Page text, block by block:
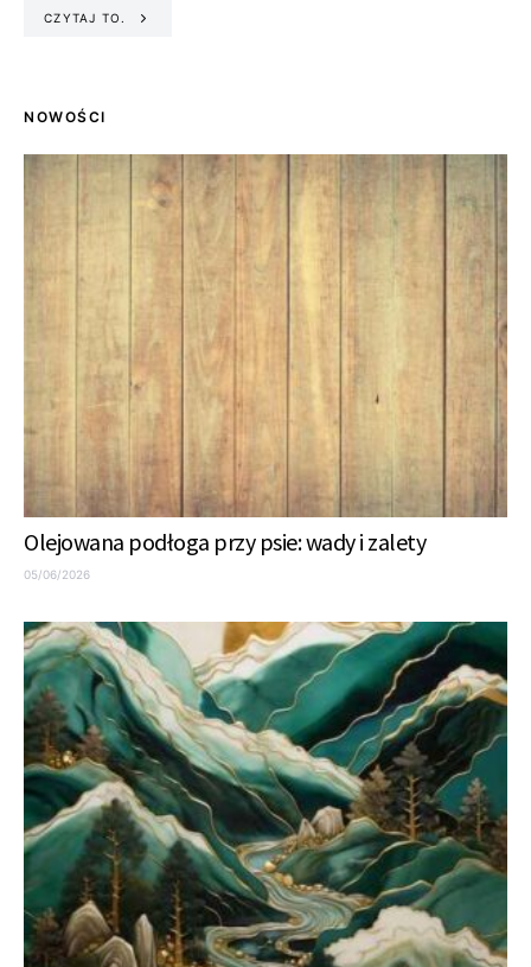
CZYTAJ TO.
NOWOŚCI
Olejowana podłoga przy psie: wady i zalety
05/06/2026